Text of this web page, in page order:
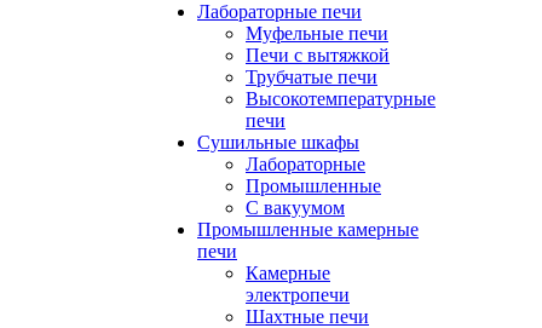
Лабораторные печи
Муфельные печи
Печи с вытяжкой
Трубчатые печи
Высокотемпературные
печи
Сушильные шкафы
Лабораторные
Промышленные
С вакуумом
Промышленные камерные
печи
Камерные
электропечи
Шахтные печи